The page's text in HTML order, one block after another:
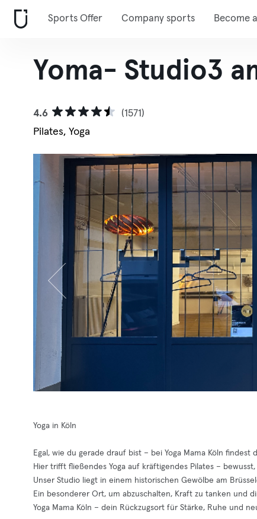
Sports Offer Company sports Become
Yoma- Studio3
4.6
(1571)
Pilates, Yoga
Yoga in Köln
Egal, wie du gerade drauf bist – bei Yoga Mama Köln findest
Hier trifft fließendes Yoga auf kräftigendes Pilates –
Unser Studio liegt in einem historischen Gewölbe am
Ein besonderer Ort, um abzuschalten, Kraft zu tanken und
Yoga Mama Köln – dein Rückzugsort für Stärke, Ruhe und